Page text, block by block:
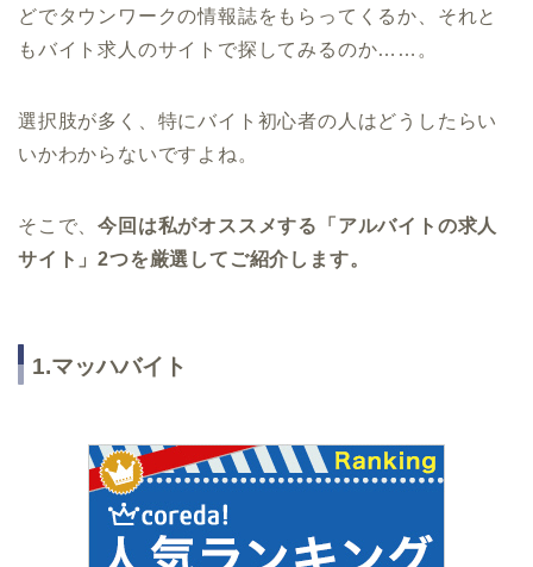
どでタウンワークの情報誌をもらってくるか、それと
もバイト求人のサイトで探してみるのか……。
選択肢が多く、特にバイト初心者の人はどうしたらい
いかわからないですよね。
そこで、今回は私がオススメする「アルバイトの求人
サイト」2つを厳選してご紹介します。
1.マッハバイト